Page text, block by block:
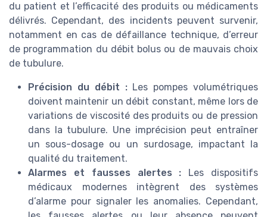
du patient et l’efficacité des produits ou médicaments
délivrés. Cependant, des incidents peuvent survenir,
notamment en cas de défaillance technique, d’erreur
de programmation du débit bolus ou de mauvais choix
de tubulure.
Précision du débit :Les pompes volumétriques
doivent maintenir un débit constant, même lors de
variations de viscosité des produits ou de pression
dans la tubulure. Une imprécision peut entraîner
un sous-dosage ou un surdosage, impactant la
qualité du traitement.
Alarmes et fausses alertes : Les dispositifs
médicaux modernes intègrent des systèmes
d’alarme pour signaler les anomalies. Cependant,